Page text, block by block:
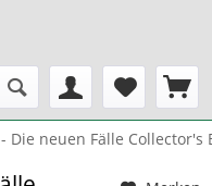
Die neuen Fälle Collector's